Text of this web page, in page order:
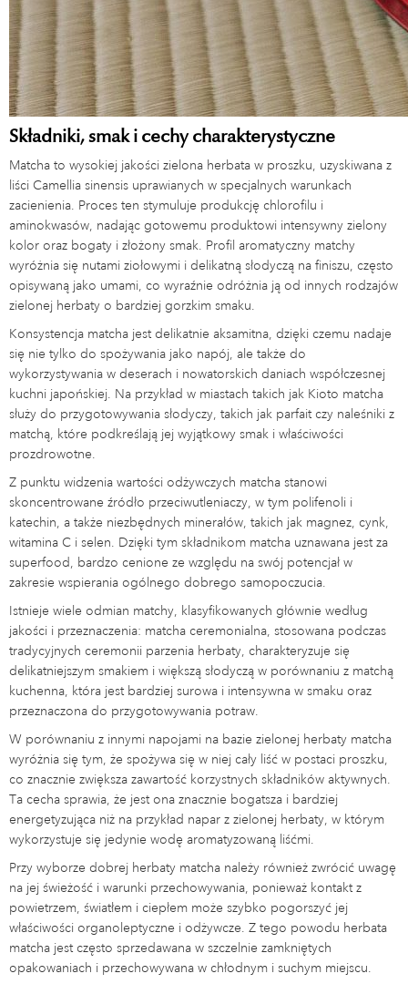
Składniki, smak i cechy charakterystyczne
Matcha to wysokiej jakości zielona herbata w proszku, uzyskiwana z
liści Camellia sinensis uprawianych w specjalnych warunkach
zacienienia. Proces ten stymuluje produkcję chlorofilu i
aminokwasów, nadając gotowemu produktowi intensywny zielony
kolor oraz bogaty i złożony smak. Profil aromatyczny matchy
wyróżnia się nutami ziołowymi i delikatną słodyczą na finiszu, często
opisywaną jako umami, co wyraźnie odróżnia ją od innych rodzajów
zielonej herbaty o bardziej gorzkim smaku.
Konsystencja matcha jest delikatnie aksamitna, dzięki czemu nadaje
się nie tylko do spożywania jako napój, ale także do
wykorzystywania w deserach i nowatorskich daniach współczesnej
kuchni japońskiej. Na przykład w miastach takich jak Kioto matcha
służy do przygotowywania słodyczy, takich jak parfait czy naleśniki z
matchą, które podkreślają jej wyjątkowy smak i właściwości
prozdrowotne.
Z punktu widzenia wartości odżywczych matcha stanowi
skoncentrowane źródło przeciwutleniaczy, w tym polifenoli i
katechin, a także niezbędnych minerałów, takich jak magnez, cynk,
witamina C i selen. Dzięki tym składnikom matcha uznawana jest za
superfood, bardzo cenione ze względu na swój potencjał w
zakresie wspierania ogólnego dobrego samopoczucia.
Istnieje wiele odmian matchy, klasyfikowanych głównie według
jakości i przeznaczenia: matcha ceremonialna, stosowana podczas
tradycyjnych ceremonii parzenia herbaty, charakteryzuje się
delikatniejszym smakiem i większą słodyczą w porównaniu z matchą
kuchenna, która jest bardziej surowa i intensywna w smaku oraz
przeznaczona do przygotowywania potraw.
W porównaniu z innymi napojami na bazie zielonej herbaty matcha
wyróżnia się tym, że spożywa się w niej cały liść w postaci proszku,
co znacznie zwiększa zawartość korzystnych składników aktywnych.
Ta cecha sprawia, że jest ona znacznie bogatsza i bardziej
energetyzująca niż na przykład napar z zielonej herbaty, w którym
wykorzystuje się jedynie wodę aromatyzowaną liśćmi.
Przy wyborze dobrej herbaty matcha należy również zwrócić uwagę
na jej świeżość i warunki przechowywania, ponieważ kontakt z
powietrzem, światłem i ciepłem może szybko pogorszyć jej
właściwości organoleptyczne i odżywcze. Z tego powodu herbata
matcha jest często sprzedawana w szczelnie zamkniętych
opakowaniach i przechowywana w chłodnym i suchym miejscu.